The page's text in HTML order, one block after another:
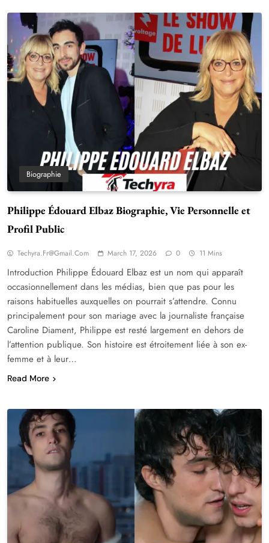
Biographie
Philippe Édouard Elbaz Biographie, Vie Personnelle et
Profil Public
Techyra.fr@gmail.com March 17, 2026 0 11 Mins
Introduction Philippe Édouard Elbaz est un nom qui apparaît
occasionnellement dans les médias, bien que pas pour les
raisons habituelles auxquelles on pourrait s’attendre. Connu
principalement pour son mariage avec la journaliste française
Caroline Diament, Philippe est resté largement en dehors de
l’attention publique. Son histoire est étroitement liée à son ex-
femme et à leur…
Read More